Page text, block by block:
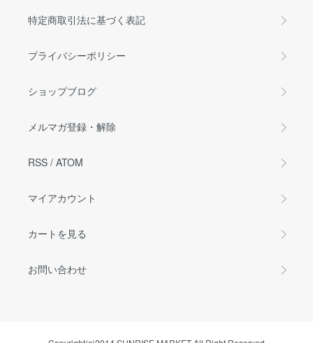
特定商取引法に基づく表記
プライバシーポリシー
ショップブログ
メルマガ登録・解除
RSS / ATOM
マイアカウント
カートを見る
お問い合わせ